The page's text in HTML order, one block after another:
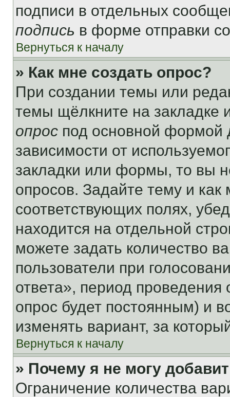
подписи в отдельных
подпись в форме отправки
Вернуться к началу
» Как мне создать опрос?
При создании темы или
темы щёлкните на
опрос под основной формой
зависимости от
закладки или формы, то вы
опросов. Задайте тему и
соответствующих полях,
находится на отдельной
можете задать количество
пользователи при
ответа», период проведения
опрос будет постоянным) и
изменять вариант, за
Вернуться к началу
» Почему я не могу
Ограничение количества